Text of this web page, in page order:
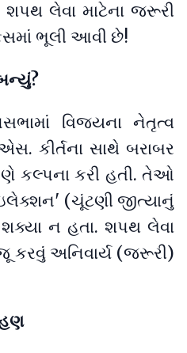
લેવા માટેના જરૂરી
ભૂલી આવી છે!
વિજયના નેતૃત્વ
કીર્તના સાથે બરાબર
કરી હતી. તેઓ
(ચૂંટણી જીત્યાનું
ન હતા. શપથ લેવા
કરવું અનિવાર્ય (જરૂરી)